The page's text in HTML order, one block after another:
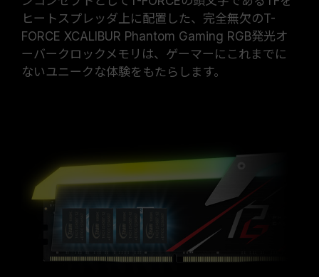
ヒートスプレッダ上に配置した、完全無欠のT-
FORCE XCALIBUR Phantom Gaming RGB発光オ
ーバークロックメモリは、ゲーマーにこれまでに
ないユニークな体験をもたらします。